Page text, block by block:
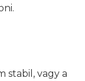
stabil, vagy a